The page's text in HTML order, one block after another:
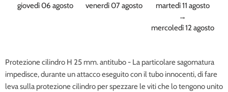
giovedì 06 agosto
venerdì 07 agosto
martedì 11 agosto
→
mercoledì 12 agosto
Protezione cilindro H 25 mm. antitubo - La particolare sagomatura
impedisce, durante un attacco eseguito con il tubo innocenti, di fare
leva sulla protezione cilindro per spezzare le viti che lo tengono unito